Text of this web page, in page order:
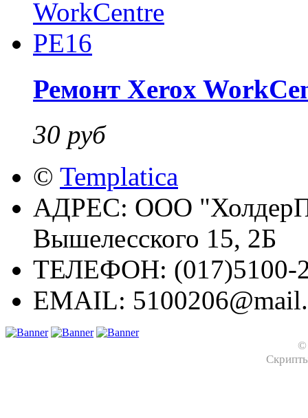
Ремонт Xerox
30 руб
© Templatica
АДРЕС: ООО
Вышелесского 15, 2Б
ТЕЛЕФОН: (017)5100-
EMAIL:
©